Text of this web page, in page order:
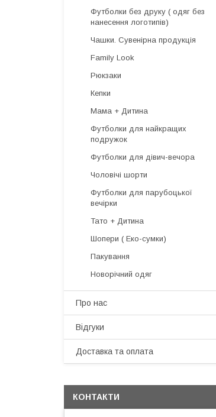
Футболки без друку ( одяг без
нанесення логотипів)
Чашки. Сувенірна продукція
Family Look
Рюкзаки
Кепки
Мама + Дитина
Футболки для найкращих
подружок
Футболки для дівич-вечора
Чоловічі шорти
Футболки для парубоцької
вечірки
Тато + Дитина
Шопери ( Еко-сумки)
Пакування
Новорічний одяг
Про нас
Відгуки
Доставка та оплата
КОНТАКТИ